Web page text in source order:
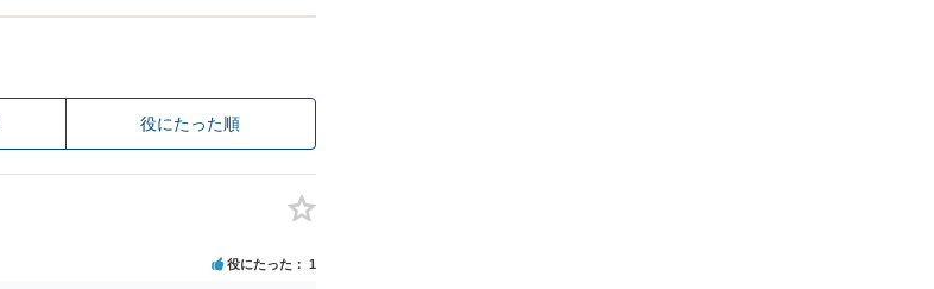
役にたった順
役にたった 1